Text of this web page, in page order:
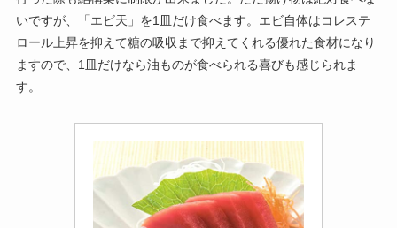
いですが、「エビ天」を1皿だけ食べます。エビ自体はコレステ
ロール上昇を抑えて糖の吸収まで抑えてくれる優れた食材になり
ますので、1皿だけなら油ものが食べられる喜びも感じられま
す。